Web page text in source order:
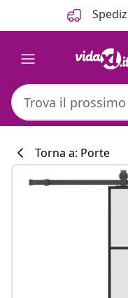
Torna a: Porte